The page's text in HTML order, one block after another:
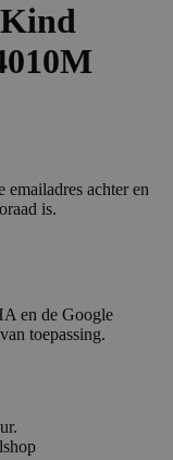
achter en
is.
en de Google
toepassing.